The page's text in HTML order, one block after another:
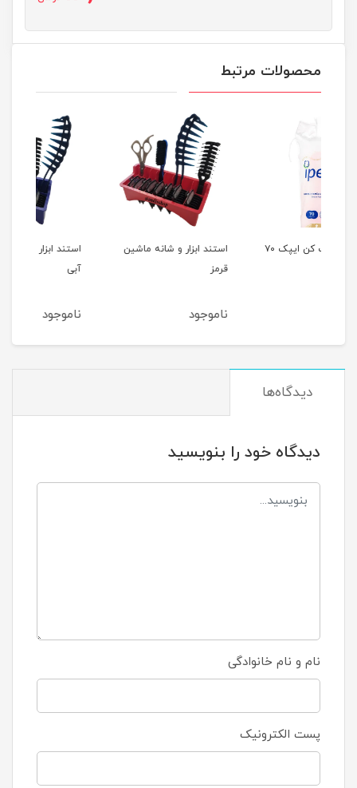
محصولات مرتبط
استند ابزار و شانه ماشین
استند ابزار و شانه ماشین
دیدگاه‌ها
دیدگاه خود را بنویسید
نام و نام خانوادگی
پست الکترونیک